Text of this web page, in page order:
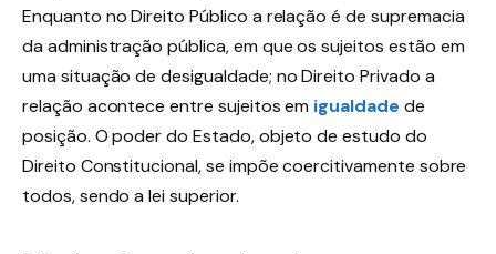
Enquanto no Direito Público a relação é de supremacia
da administração pública, em que os sujeitos estão em
uma situação de desigualdade; no Direito Privado a
relação acontece entre sujeitos em igualdade de
posição. O poder do Estado, objeto de estudo do
Direito Constitucional, se impõe coercitivamente sobre
todos, sendo a lei superior.